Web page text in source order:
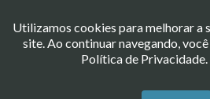
Copyright © 2026 Câmara Municipal de
reservados.
Utilizamos cookies para melhorar a
site. Ao continuar navegando,
Política de Privacidade.